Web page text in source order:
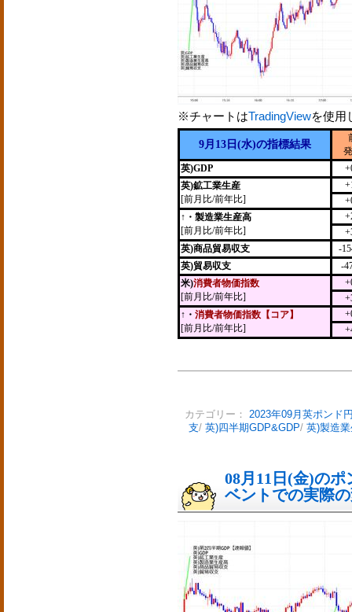
※チャートはTradingViewを使用
9月13日(水)の指標結果
英)GDP
英)鉱工業生産
[前月比/前年比]
↑・製造業生産高
[前月比/前年比]
英)商品貿易収支
-
英)貿易収支
-
米)消費者物価指数
[前月比/前年比]
↑・ 消費者物価指数【コア】
[前月比/前年比]
カテゴリー： 2023年09月英ポンド
支/ 英)四半期GDP&GDP/ 英)製造
08月11日(金)の
ベントでの実際